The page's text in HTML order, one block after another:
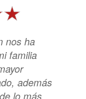
nos ha
familia
además
lo más